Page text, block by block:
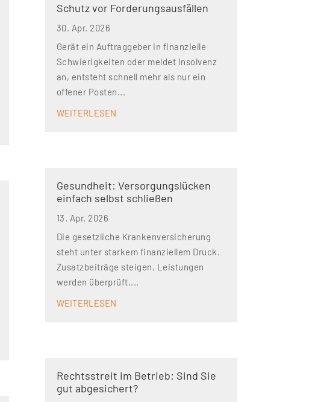
Schutz vor Forderungsausfällen
30. Apr. 2026
Gerät ein Auftraggeber in finanzielle
Schwierigkeiten oder meldet Insolvenz
an, entsteht schnell mehr als nur ein
offener Posten...
WEITERLESEN
Gesundheit: Versorgungs­lücken
einfach selbst schließen
13. Apr. 2026
Die gesetzliche Krankenversicherung
steht unter starkem finanziellem Druck.
Zusatzbeiträge steigen, Leistungen
werden überprüft,...
WEITERLESEN
Rechtsstreit im Betrieb: Sind Sie
gut abgesichert?